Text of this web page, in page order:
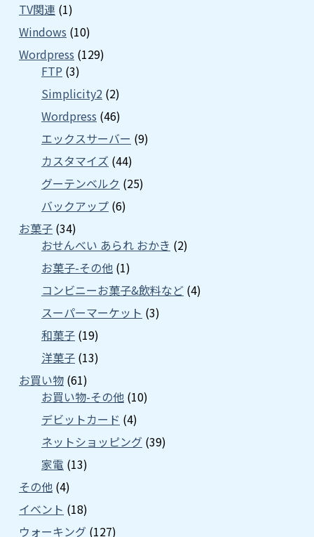
TV関連 (1)
Windows (10)
Wordpress (129)
FTP (3)
Simplicity2 (2)
Wordpress (46)
エックスサーバー (9)
カスタマイズ (44)
グーテンベルク (25)
バックアップ (6)
お菓子 (34)
おせんべい あられ おかき (2)
お菓子-その他 (1)
コンビニーお菓子&飲料など (4)
スーパーマーケット (3)
和菓子 (19)
洋菓子 (13)
お買い物 (61)
お買い物-その他 (10)
デビットカード (4)
ネットショッピング (39)
家電 (13)
その他 (4)
イベント (18)
ウォーキング (127)